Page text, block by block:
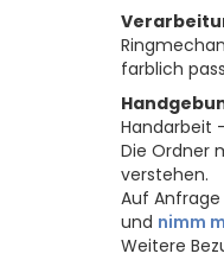
farblich
Handarbeit
Die Ordner
verstehen.
Auf
und nimm
Weitere